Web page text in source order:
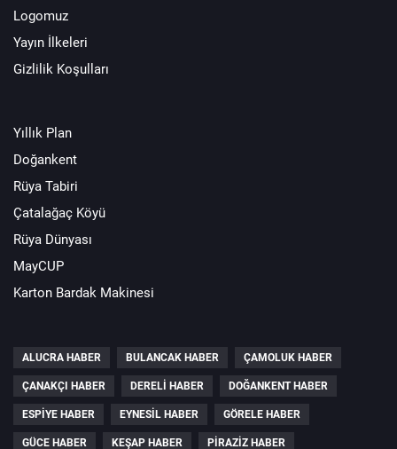
Logomuz
Yayın İlkeleri
Gizlilik Koşulları
Yıllık Plan
Doğankent
Rüya Tabiri
Çatalağaç Köyü
Rüya Dünyası
MayCUP
Karton Bardak Makinesi
ALUCRA HABER BULANCAK HABER ÇAMOLUK HABER
ÇANAKÇI HABER DERELI HABER DOĞANKENT HABER
ESPIYE HABER EYNESIL HABER GÖRELE HABER
GÜCE HABER KEŞAP HABER PIRAZIZ HABER